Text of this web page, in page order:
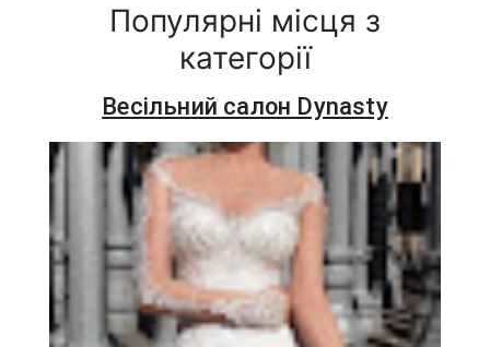
Популярні місця з
категорії
Весільний салон Dynasty